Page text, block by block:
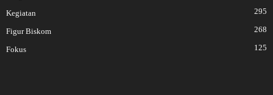
Kegiatan 295
Figur Biskom 268
Fokus 125